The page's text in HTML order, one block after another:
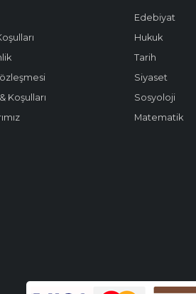
Koşulları
Edebiyat
Hukuk
Tarih
Siyaset
Sosyoloji
Matematik